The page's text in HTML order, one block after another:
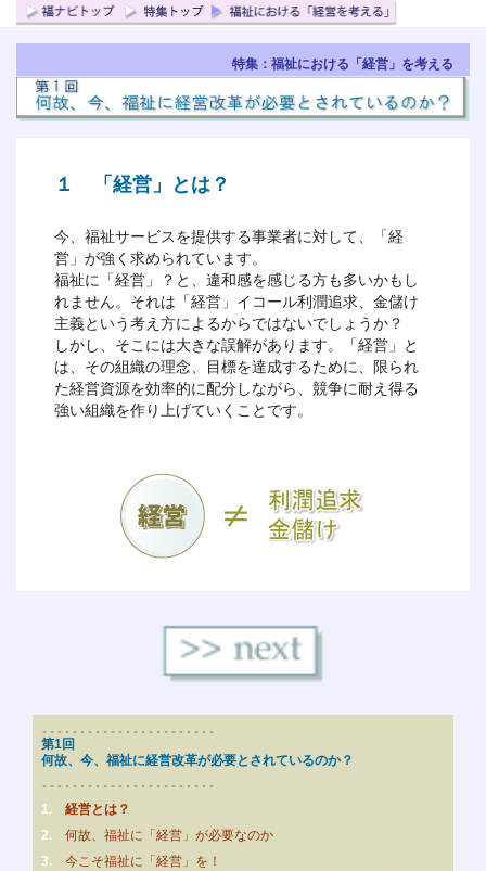
特集：福祉における「経営」を考える
１ 「経営」とは？
今、福祉サービスを提供する事業者に対して、「経
営」が強く求められています。
福祉に「経営」？と、違和感を感じる方も多いかもし
れません。それは「経営」イコール利潤追求、金儲け
主義という考え方によるからではないでしょうか？
しかし、そこには大きな誤解があります。「経営」と
は、その組織の理念、目標を達成するために、限られ
た経営資源を効率的に配分しながら、競争に耐え得る
強い組織を作り上げていくことです。
第1回
何故、今、福祉に経営改革が必要とされているのか？
1.
経営とは？
2. 何故、福祉に「経営」が必要なのか
3. 今こそ福祉に「経営」を！